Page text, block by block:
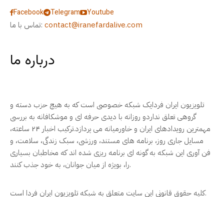
Facebook Telegram
Youtube
تماس با ما: contact@iranefardalive.com
درباره ما
تلویزیون ایران فردایک شبکه خصوصی است که به هیچ حزب دسته و
گروهی تعلق نداردو روزانه با دیدی حرفه ای و موشکافانه به بررسی
مهمترین رویدادهای ایران و خاورمیانه می پردازد.ترکیب اخبار ۲۴ ساعته،
مسایل جاری روز، برنامه های مستند، ورزشی، سبک زندگی، سلامت، و
فن آوری این شبکه به گونه ای برنامه ریزی شده اند که مخاطبان بسیاری
را، بویژه از میان جوانان، به خود جذب کنند.
کلیه حقوق قانونی این سایت متعلق به شبکه تلویزیون ایران فردا است.